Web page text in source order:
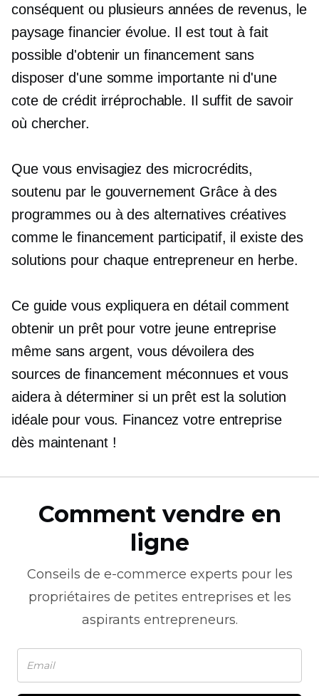
conséquent ou plusieurs années de revenus, le
paysage financier évolue. Il est tout à fait
possible d'obtenir un financement sans
disposer d'une somme importante ni d'une
cote de crédit irréprochable. Il suffit de savoir
où chercher.
Que vous envisagiez des microcrédits,
soutenu par le gouvernement Grâce à des
programmes ou à des alternatives créatives
comme le financement participatif, il existe des
solutions pour chaque entrepreneur en herbe.
Ce guide vous expliquera en détail comment
obtenir un prêt pour votre jeune entreprise
même sans argent, vous dévoilera des
sources de financement méconnues et vous
aidera à déterminer si un prêt est la solution
idéale pour vous. Financez votre entreprise
dès maintenant !
Comment vendre en
ligne
Conseils de e-commerce experts pour les
propriétaires de petites entreprises et les
aspirants entrepreneurs.